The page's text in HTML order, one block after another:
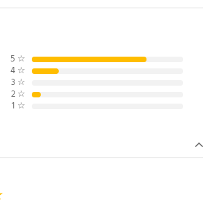
Det gør det hurtigt og nemt at finde den
bruge den, hvilket sparer tid og gør
x 68 x 23 mm
5 ☆
4 ☆
3 ☆
2 ☆
1 ☆